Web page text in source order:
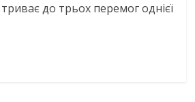
до трьох перемог однієї